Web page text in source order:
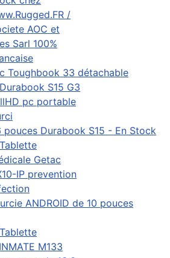
Toughbook 33 détachable
Durabook S15 - En Stock
ANDROID de 10 pouces